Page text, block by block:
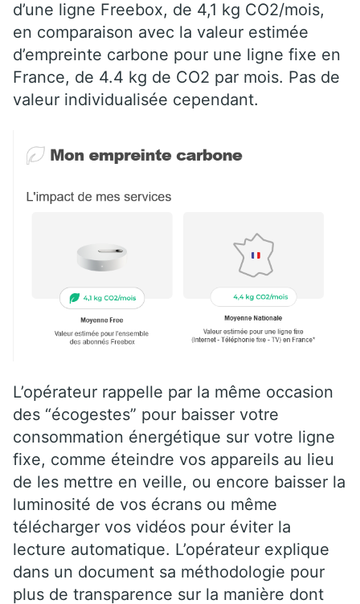
d’une ligne Freebox, de 4,1 kg CO2/mois,
en comparaison avec la valeur estimée
d’empreinte carbone pour une ligne fixe en
France, de 4.4 kg de CO2 par mois. Pas de
valeur individualisée cependant.
L’opérateur rappelle par la même occasion
des “écogestes” pour baisser votre
consommation énergétique sur votre ligne
fixe, comme éteindre vos appareils au lieu
de les mettre en veille, ou encore baisser la
luminosité de vos écrans ou même
télécharger vos vidéos pour éviter la
lecture automatique. L’opérateur explique
dans un document sa méthodologie pour
plus de transparence sur la manière dont